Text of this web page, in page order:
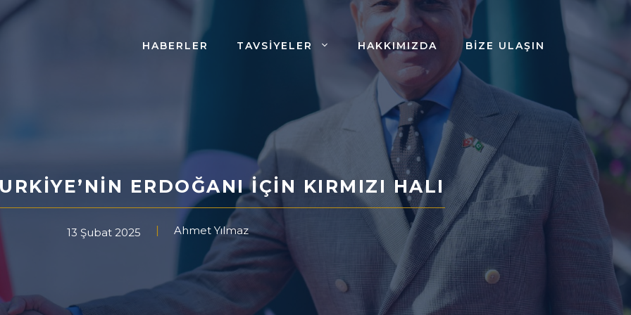
HABERLER TAVSIYELER HAKKIMIZDA BIZE ULAŞIN
ERDOĞANI IÇIN KIRMIZI HALI
13 Şubat 2025 Ahmet Yılmaz